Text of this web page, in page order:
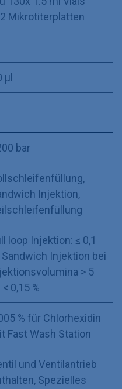
Mikrotiterplatten
µl
bar
,
Injektion,
loop Injektion: ≤ 0,1
Sandwich Injektion bei
> 5
< 0,15 %
% für Chlorhexidin
Fast Wash Station
und Ventilantrieb
, Spezielles